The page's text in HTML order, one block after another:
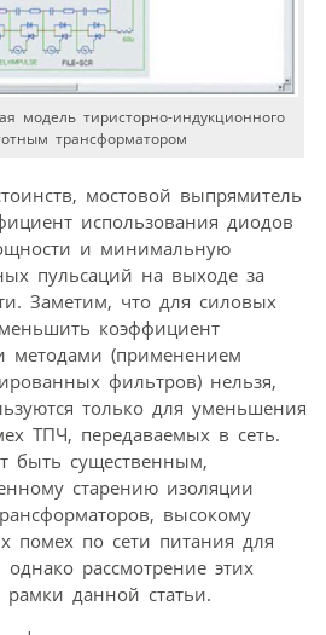
модель тиристорно-индукционного
трансформатором
мостовой выпрямитель
использования диодов
и минимальную
пульсаций на выходе за
Заметим, что для силовых
коэффициент
методами (применением
фильтров) нельзя,
только для уменьшения
ТПЧ, передаваемых в сеть.
быть существенным,
старению изоляции
высокому
помех по сети питания для
однако рассмотрение этих
данной статьи.